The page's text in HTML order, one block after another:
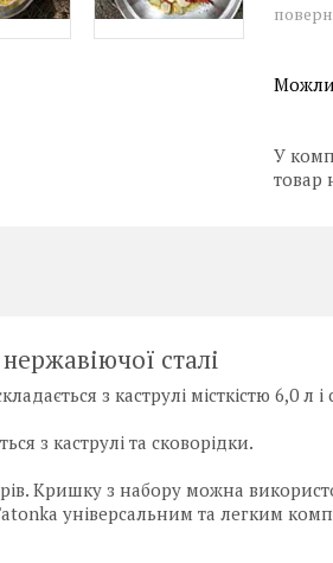
У
товар
сталі
з каструлі місткістю 6,0 л
з каструлі та сковорідки.
Кришку з набору можна
універсальним та легким